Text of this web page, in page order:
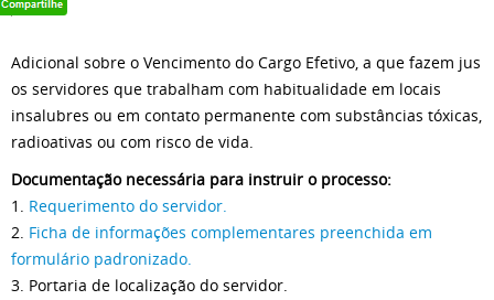
Adicional sobre o Vencimento do Cargo Efetivo, a que fazem jus
os servidores que trabalham com habitualidade em locais
insalubres ou em contato permanente com substâncias tóxicas,
radioativas ou com risco de vida.
Documentação necessária para instruir o processo:
1. Requerimento do servidor.
2. Ficha de informações complementares preenchida em
formulário padronizado.
3. Portaria de localização do servidor.